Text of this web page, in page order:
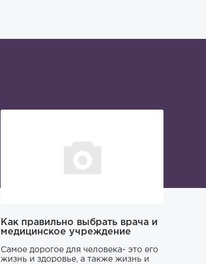
Как правильно выбрать врача и
медицинское учреждение
Самое дорогое для человека- это его
жизнь и здоровье, а также жизнь и